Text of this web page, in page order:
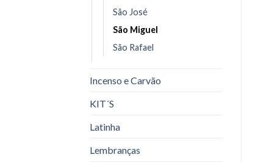
São José
São Miguel
São Rafael
Incenso e Carvão
KIT´S
Latinha
Lembranças